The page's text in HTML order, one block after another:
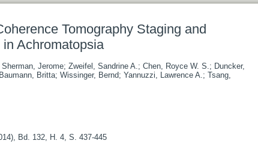
Tomography Staging and
Achromatopsia
Sherman, Jerome; Zweifel, Sandrine A.; Chen, Royce W. S.; Duncker,
Baumann, Britta; Wissinger, Bernd; Yannuzzi, Lawrence A.; Tsang,
Bd. 132, H. 4, S. 437-445